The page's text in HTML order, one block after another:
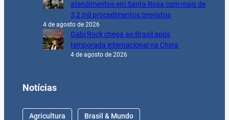
atendimentos em Santa Rosa com mais de
3,2 mil procedimentos previstos
4 de agosto de 2026
Gabi Rock chega ao Brasil após
temporada internacional na China
4 de agosto de 2026
Notícias
Agricultura Brasil & Mundo